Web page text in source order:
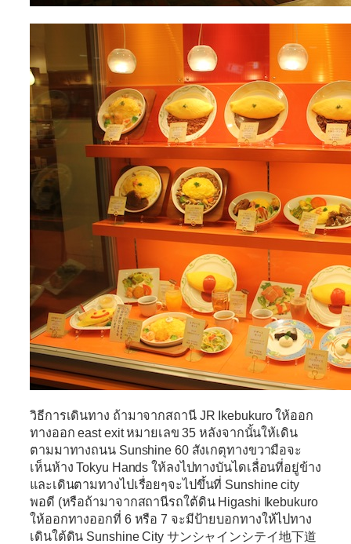
วิธีการเดินทาง ถ้ามาจากสถานี JR Ikebukuro ให้ออก
ทางออก east exit หมายเลข 35 หลังจากนั้นให้เดิน
ตามมาทางถนน Sunshine 60 สังเกตุทางขวามือจะ
เห็นห้าง Tokyu Hands ให้ลงไปทางบันไดเลื่อนที่อยู่ข้าง
และเดินตามทางไปเรื่อยๆจะไปขึ้นที่ Sunshine city
พอดี (หรือถ้ามาจากสถานีรถใต้ดิน Higashi Ikebukuro
ให้ออกทางออกที่ 6 หรือ 7 จะมีป้ายบอกทางให้ไปทาง
เดินใต้ดิน Sunshine City サンシャインシテイ地下道